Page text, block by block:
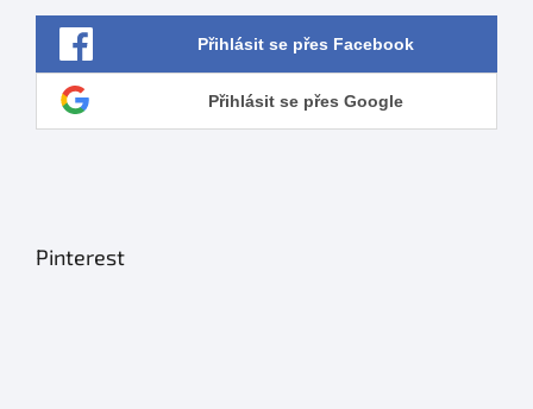
Přihlásit se přes Facebook
Přihlásit se přes Google
Pinterest